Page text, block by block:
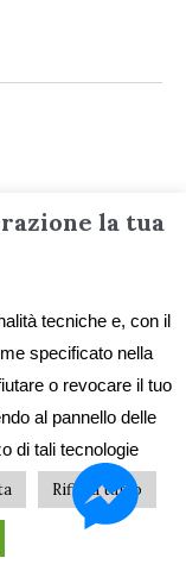
la tua
tecniche e, con il
specificato nella
o revocare il tuo
al pannello delle
di tali tecnologie
Rifiuta tutto